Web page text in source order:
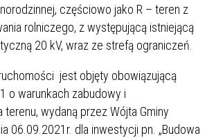
częściowo jako R – teren z
rolniczego, z występującą istniejącą
20 kV, wraz ze strefą ograniczeń.
jest objęty obowiązującą
o warunkach zabudowy i
terenu, wydaną przez Wójta Gminy
06.09.2021r. dla inwestycji pn. „Budowa